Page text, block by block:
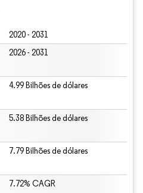
2020 - 2031
2026 - 2031
4.99 Bilhões de dólares
5.38 Bilhões de dólares
7.79 Bilhões de dólares
7.72% CAGR